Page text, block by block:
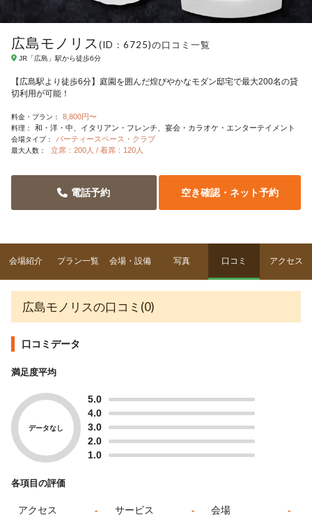
広島モノリス (ID：6725)の口コミ一覧
JR「広島」駅から徒歩6分
【広島駅より徒歩6分】庭園を囲んだ煌びやかなモダン邸宅で最大200名の貸
切利用が可能！
料金・プラン： 8,800円〜
料理： 和・洋・中 イタリアン・フレンチ 宴会・カラオケ・エンターテイメント
会場タイプ： パーティースペース・クラブ
最大人数： 立席：200人 / 着席：120人
空き確認・ネット予約
電話予約
会場紹介 プラン一覧 会場・設備 写真 口コミ アクセス
広島モノリスの口コミ(0)
口コミデータ
満足度平均
データなし
5.0
4.0
3.0
2.0
1.0
各項目の評価
アクセス - サービス - 会場 -